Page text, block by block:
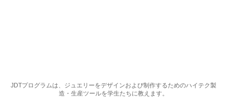
JDTプログラムは、ジュエリーをデザインおよび制作するためのハイテク製
造・生産ツールを学生たちに教えます。